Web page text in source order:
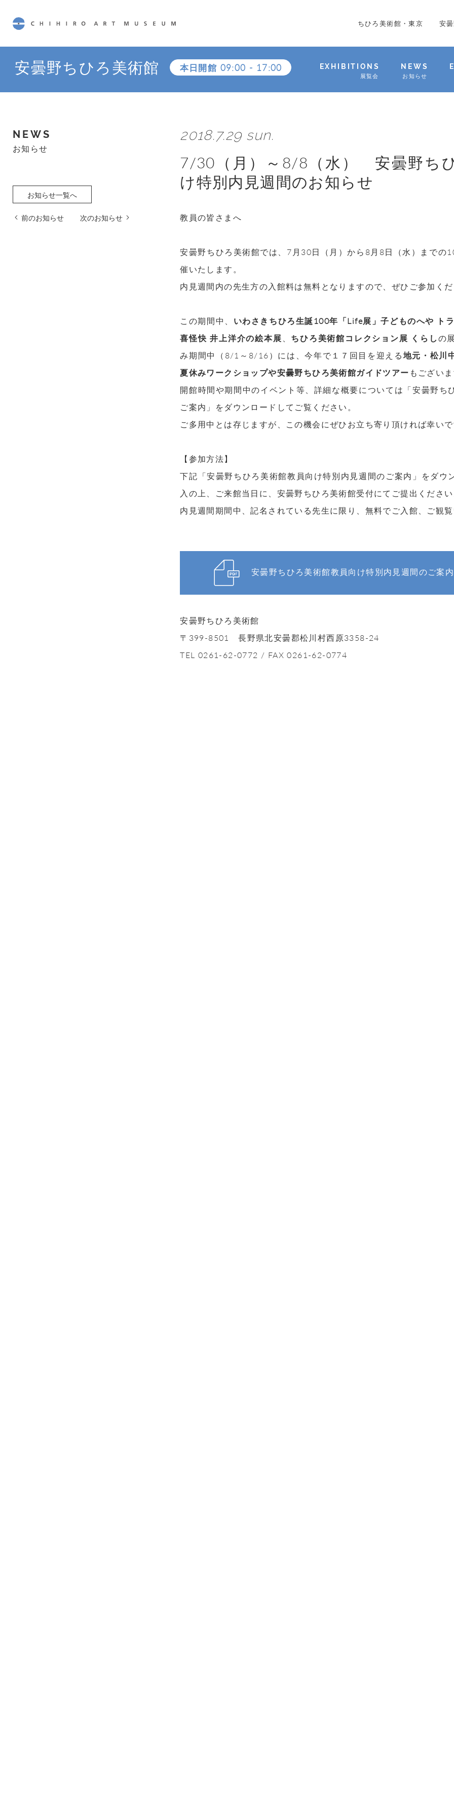
ちひろ美術館・東京 安
安曇野ちひろ美術館 本日開館 09:00 - 17:00 EXHIBITIONS
展覧会
NEWS
お知らせ
NEWS
お知らせ
お知らせ一覧へ
前のお知らせ 次のお知らせ
2018.7.29 sun.
7/30（月）～8/8（水） 安曇野ち
け特別内見週間のお知らせ
教員の皆さまへ
安曇野ちひろ美術館では、7月30日（月）から8月8日（水）までの
催いたします。
内見週間内の先生方の入館料は無料となりますので、ぜひご参加くだ
この期間中、 いわさきちひろ生誕100年「Life展」子どものへや ト
喜怪快 井上洋介の絵本展、 ちひろ美術館コレクション展 くらしの
み期間中（8/1～8/16）には、今年で１７回目を迎える地元・松川
夏休みワークショップや安曇野ちひろ美術館ガイドツアー もございま
開館時間や期間中のイベント等、詳細な概要については「安曇野ち
ご案内」をダウンロードしてご覧ください。
ご多用中とは存じますが、この機会にぜひお立ち寄り頂ければ幸いで
【参加方法】
下記「安曇野ちひろ美術館教員向け特別内見週間のご案内」をダウ
入の上、ご来館当日に、安曇野ちひろ美術館受付にてご提出ください
内見週間期間中、記名されている先生に限り、無料でご入館、ご観覧
安曇野ちひろ美術館教員向け特別内見週間のご案内
安曇野ちひろ美術館
〒399-8501 長野県北安曇郡松川村西原3358-24
TEL 0261-62-0772 / FAX 0261-62-0774